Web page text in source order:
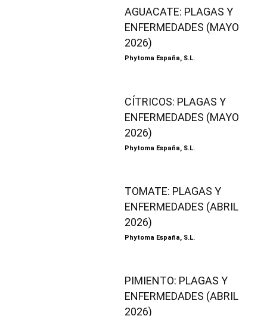
AGUACATE: PLAGAS Y
ENFERMEDADES (MAYO
2026)
Phytoma España, S.L.
CÍTRICOS: PLAGAS Y
ENFERMEDADES (MAYO
2026)
Phytoma España, S.L.
TOMATE: PLAGAS Y
ENFERMEDADES (ABRIL
2026)
Phytoma España, S.L.
PIMIENTO: PLAGAS Y
ENFERMEDADES (ABRIL
2026)